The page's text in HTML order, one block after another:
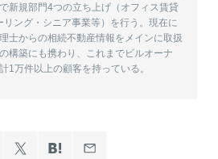
新規部門4つの立ち上げ（オフィス賃貸
リング・シニア事業等）を行う。現在に
士からの相続不動産情報をメインに取扱
構築にも携わり、これまでビルオーナ
1万件以上の顧客を持っている。